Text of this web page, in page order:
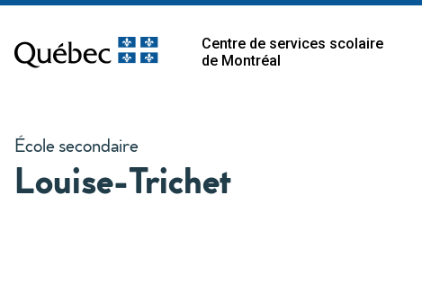
Centre de services scolaire
de Montréal
École secondaire
Louise-Trichet